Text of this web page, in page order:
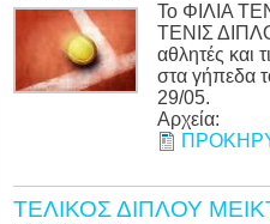
Το ΦΙΛΙΑ
ΤΕΝΙΣ
αθλητές και
στα γήπεδα
29/05.
Αρχεία:
ΤΕΛΙΚΟΣ ΔΙΠΛΟΥ